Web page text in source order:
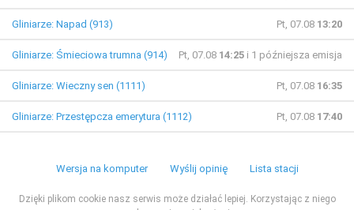
Gliniarze: Napad (913) Pt, 07.08 13:20
Gliniarze: Śmieciowa trumna (914) Pt, 07.08 14:25 i 1 późniejsza emisja
Gliniarze: Wieczny sen (1111) Pt, 07.08 16:35
Gliniarze: Przestępcza emerytura (1112) Pt, 07.08 17:40
Wersja na komputer Wyślij opinię Lista stacji
Dzięki plikom cookie nasz serwis może działać lepiej. Korzystając z niego